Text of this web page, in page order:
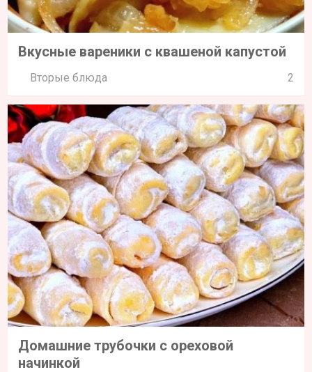
Вкусные вареники с квашеной капустой
Вторые блюда 2
Домашние трубочки с ореховой
начинкой